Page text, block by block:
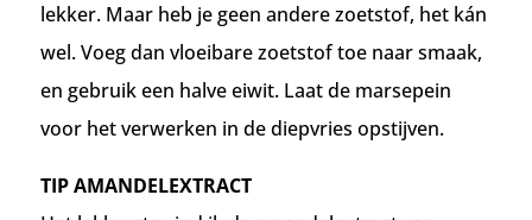
lekker. Maar heb je geen andere zoetstof, het kán
wel. Voeg dan vloeibare zoetstof toe naar smaak,
en gebruik een halve eiwit. Laat de marsepein
voor het verwerken in de diepvries opstijven.
TIP AMANDELEXTRACT